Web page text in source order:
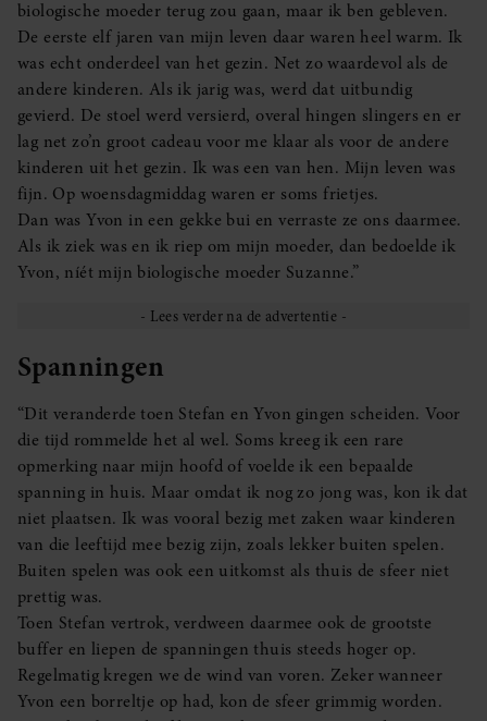
biologische moeder terug zou gaan, maar ik ben gebleven.
De eerste elf jaren van mijn leven daar waren heel warm. Ik
was echt onderdeel van het gezin. Net zo waardevol als de
andere kinderen. Als ik jarig was, werd dat uitbundig
gevierd. De stoel werd versierd, overal hingen slingers en er
lag net zo’n groot cadeau voor me klaar als voor de andere
kinderen uit het gezin. Ik was een van hen. Mijn leven was
fijn. Op woensdagmiddag waren er soms frietjes.
Dan was Yvon in een gekke bui en verraste ze ons daarmee.
Als ik ziek was en ik riep om mijn moeder, dan bedoelde ik
Yvon, níét mijn biologische moeder Suzanne.”
Spanningen
“Dit veranderde toen Stefan en Yvon gingen scheiden. Voor
die tijd rommelde het al wel. Soms kreeg ik een rare
opmerking naar mijn hoofd of voelde ik een bepaalde
spanning in huis. Maar omdat ik nog zo jong was, kon ik dat
niet plaatsen. Ik was vooral bezig met zaken waar kinderen
van die leeftijd mee bezig zijn, zoals lekker buiten spelen.
Buiten spelen was ook een uitkomst als thuis de sfeer niet
prettig was.
Toen Stefan vertrok, verdween daarmee ook de grootste
buffer en liepen de spanningen thuis steeds hoger op.
Regelmatig kregen we de wind van voren. Zeker wanneer
Yvon een borreltje op had, kon de sfeer grimmig worden.